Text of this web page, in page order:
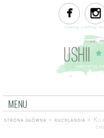
strona główna » kuchlandia »